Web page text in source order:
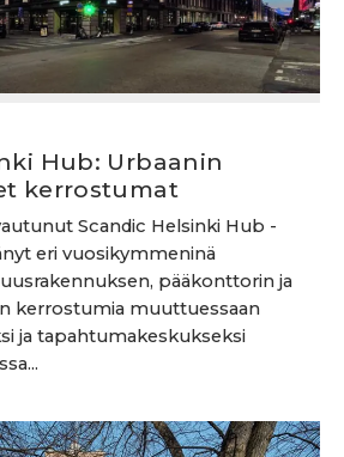
Hub: Urbaanin
kerrostumat
Scandic Helsinki Hub -
eri vuosikymmeninä
pääkonttorin ja
kerrostumia muuttuessaan
ja tapahtumakeskukseksi